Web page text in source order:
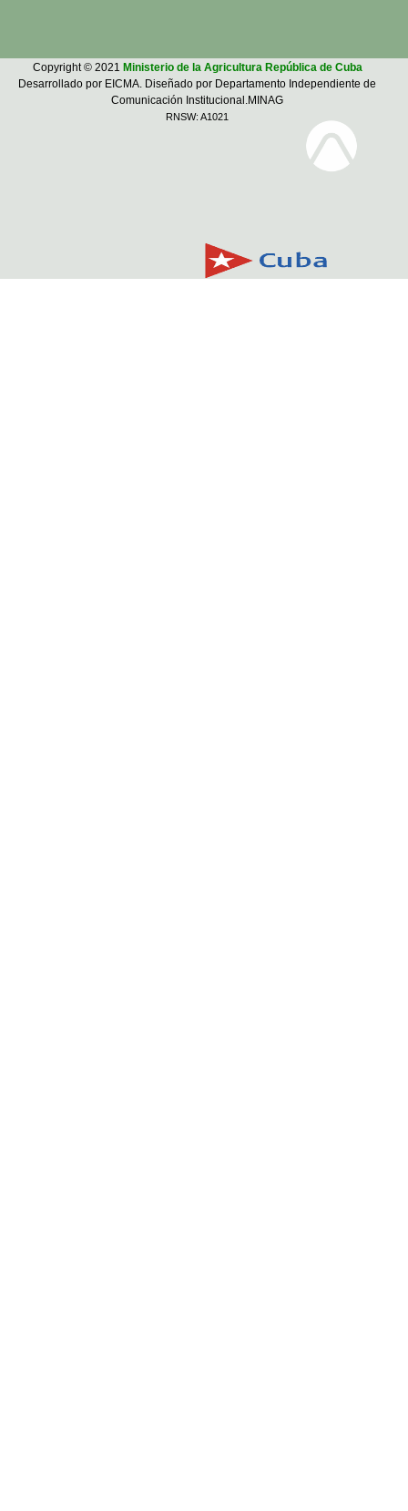
Copyright © 2021 Ministerio de la Agricultura República de Cuba
Desarrollado por EICMA. Diseñado por Departamento Independiente de
Comunicación Institucional.MINAG
RNSW: A1021